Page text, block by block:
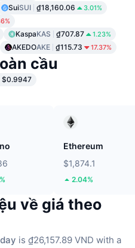
SuiSUI ₫18,160.06 3.01%
KaspaKAS ₫707.87 1.23%
AKEDOAKE ₫115.73 17.37%
cầu
$0.9947
Ethereum
$1,874.1
2.04%
về giá theo
is ₫26,157.89 VND with a